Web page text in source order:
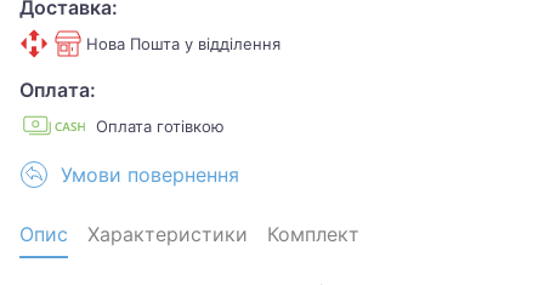
Доставка:
Нова Пошта у відділення
Оплата:
Оплата готівкою
Умови повернення
Опис Характеристики Комплект